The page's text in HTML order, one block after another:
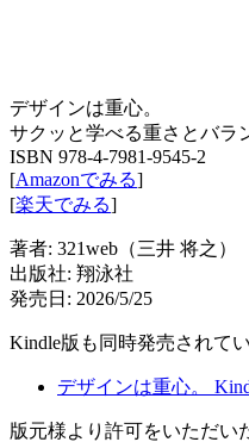
デザインは重心。
サクッと学べる重さとバラ
ISBN 978-4-7981-9545-2
[Amazonでみる]
[楽天でみる]
著者: 321web（三井 将之）
出版社: 翔泳社
発売日: 2026/5/25
Kindle版も同時発売されて
デザインは重心。
版元様より許可をいただい